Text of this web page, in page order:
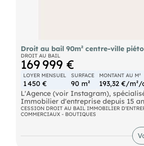
Droit au bail 90m² centre-ville
DROIT AU BAIL
169 999 €
LOYER MENSUEL
1 450 €
SURFACE
90 m²
MONTANT AU M²
193,32 €/m²/
L'Agence (voir Instagram),
Immobilier d'entreprise depuis 15
vous propose :
🏢 Local Commercial en Centre-Ville
CESSION DROIT AU BAIL IMMOBILIER
COMMERCIAUX - BOUTIQUES